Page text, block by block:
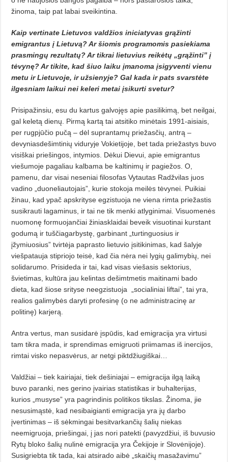
žinoma, taip pat labai sveikintina.
Kaip vertinate Lietuvos valdžios iniciatyvas grąžinti
emigrantus į Lietuvą? Ar šiomis programomis pasiekiama
prasmingų rezultatų? Ar tikrai lietuvius reikėtų „grąžinti” į
tėvynę? Ar tikite, kad šiuo laiku įmanoma įsigyventi vienu
metu ir Lietuvoje, ir užsienyje? Gal kada ir pats svarstėte
ilgesniam laikui nei keleri metai įsikurti svetur?
Prisipažinsiu, esu du kartus galvojęs apie pasilikimą, bet neilgai,
gal keletą dienų. Pirmą kartą tai atsitiko minėtais 1991-aisiais,
per rugpjūčio pučą – dėl suprantamų priežasčių, antrą –
devyniasdešimtinių viduryje Vokietijoje, bet tada priežastys buvo
visiškai priešingos, intymios. Dėkui Dievui, apie emigrantus
viešumoje pagaliau kalbama be kaltinimų ir pagiežos. O,
pamenu, dar visai neseniai filosofas Vytautas Radžvilas juos
vadino „duoneliautojais”, kurie stokoja meilės tėvynei. Puikiai
žinau, kad ypač apskrityse egzistuoja ne viena rimta priežastis
susikrauti lagaminus, ir tai ne tik menki atlyginimai. Visuomenės
nuomonę formuojančiai žiniasklaidai beveik visuotinai kurstant
godumą ir tuščiagarbystę, garbinant „turtinguosius ir
įžymiuosius” tvirtėja paprasto lietuvio įsitikinimas, kad šalyje
viešpatauja stipriojo teisė, kad čia nėra nei lygių galimybių, nei
solidarumo. Prisideda ir tai, kad visas viešasis sektorius,
švietimas, kultūra jau kelintas dešimtmetis maitinami bado
dieta, kad šiose srityse neegzistuoja
„socialiniai liftai”, tai yra,
realios galimybės daryti profesinę (o ne administracinę ar
politinę) karjerą.
Antra vertus, man susidarė įspūdis, kad emigracija yra virtusi
tam tikra mada, ir sprendimas emigruoti priimamas iš inercijos,
rimtai visko nepasvėrus, ar netgi piktdžiugiškai…
Valdžiai – tiek kairiajai, tiek dešiniajai – emigracija ilgą laiką
buvo paranki, nes gerino įvairias statistikas ir buhalterijas,
kurios „musyse” yra pagrindinis politikos tikslas. Žinoma, jie
nesusimąstė, kad nesibaigianti emigracija yra jų darbo
įvertinimas – iš sėkmingai besitvarkančių šalių niekas
neemigruoja, priešingai, į jas nori patekti (pavyzdžiui, iš buvusio
Rytų bloko šalių nulinė emigracija yra Čekijoje ir Slovėnijoje).
Susigriebta tik tada, kai atsirado aibė „skaičių masažavimu”